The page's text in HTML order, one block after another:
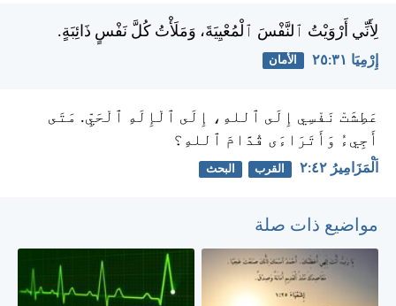
لِأَنِّي أَرْوَيْتُ ٱلنَّفْسَ ٱلْمُعْيِيَةَ، وَمَلَأْتُ كُلَّ نَفْسٍ ذَائِبَةٍ.
إِرْمِيَا ٣١:‏٢٥ الأمان
عَطِشَتْ نَفْسِي إِلَى ٱللهِ، إِلَى ٱلْإِلَهِ ٱلْحَيِّ. مَتَى
أَجِيءُ وَأَتَرَاءَى قُدَّامَ ٱللهِ؟
اَلْمَزَامِيرُ ٤٢:‏٢ القرب البحث
مواضيع ذات صلة